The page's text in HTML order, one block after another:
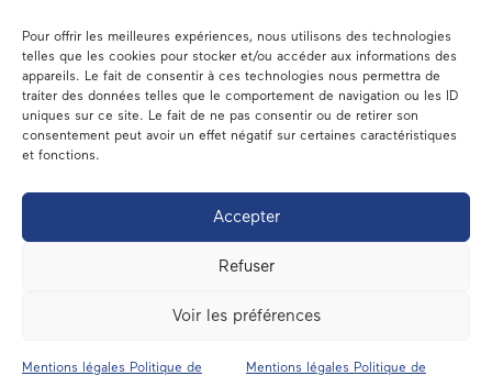
Pour offrir les meilleures expériences, nous utilisons des technologies
telles que les cookies pour stocker et/ou accéder aux informations des
appareils. Le fait de consentir à ces technologies nous permettra de
traiter des données telles que le comportement de navigation ou les ID
uniques sur ce site. Le fait de ne pas consentir ou de retirer son
consentement peut avoir un effet négatif sur certaines caractéristiques
et fonctions.
Accepter
Refuser
Voir les préférences
Mentions légales Politique de Mentions légales Politique de
Votre député
Dans les médias
En circonscription
A l’assemblée
Contact